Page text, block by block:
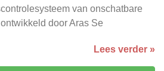
van onschatbare
door Aras Se
Lees verder »